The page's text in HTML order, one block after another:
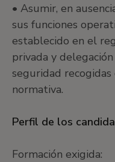
• Asumir, en
sus funciones
establecido en el
privada y
seguridad
normativa.
Perfil de los
Formación exigida: